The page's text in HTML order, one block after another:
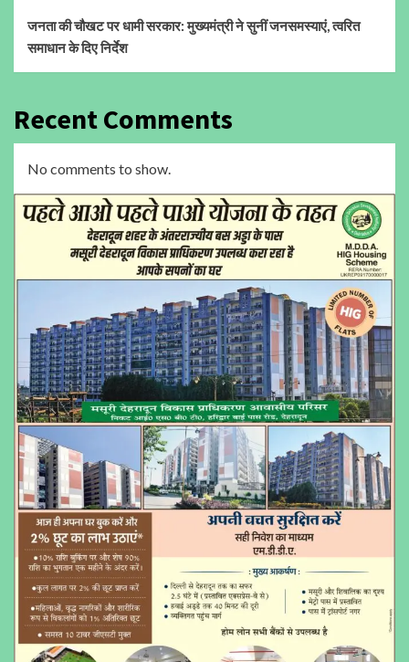
जनता की चौखट पर धामी सरकार: मुख्यमंत्री ने सुनीं जनसमस्याएं, त्वरित
समाधान के दिए निर्देश
Recent Comments
No comments to show.